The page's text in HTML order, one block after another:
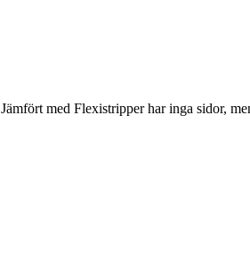
med Flexistripper har inga sidor,